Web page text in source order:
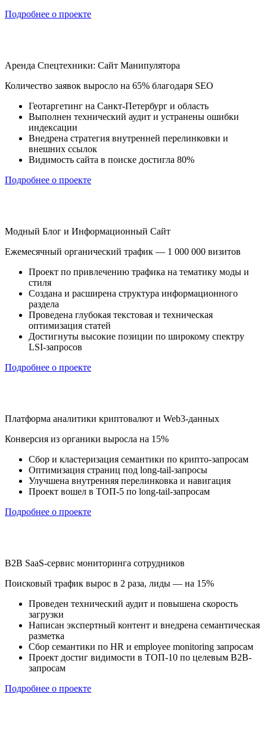
Подробнее о проекте
Аренда Спецтехники: Сайт Манипулятора
Количество заявок выросло на 65% благодаря SEO
Геотаргетинг на Санкт-Петербург и область
Выполнен технический аудит и устранены ошибки
индексации
Внедрена стратегия внутренней перелинковки и
внешних ссылок
Видимость сайта в поиске достигла 80%
Подробнее о проекте
Модный Блог и Информационный Сайт
Ежемесячный органический трафик — 1 000 000 визитов
Проект по привлечению трафика на тематику моды и
стиля
Создана и расширена структура информационного
раздела
Проведена глубокая текстовая и техническая
оптимизация статей
Достигнуты высокие позиции по широкому спектру
LSI-запросов
Подробнее о проекте
Платформа аналитики криптовалют и Web3-данных
Конверсия из органики выросла на 15%
Сбор и кластеризация семантики по крипто-запросам
Оптимизация страниц под long-tail-запросы
Улучшена внутренняя перелинковка и навигация
Проект вошел в ТОП-5 по long-tail-запросам
Подробнее о проекте
B2B SaaS-сервис мониторинга сотрудников
Поисковый трафик вырос в 2 раза, лиды — на 15%
Проведен технический аудит и повышена скорость
загрузки
Написан экспертный контент и внедрена семантическая
разметка
Сбор семантики по HR и employee monitoring запросам
Проект достиг видимости в ТОП-10 по целевым B2B-
запросам
Подробнее о проекте